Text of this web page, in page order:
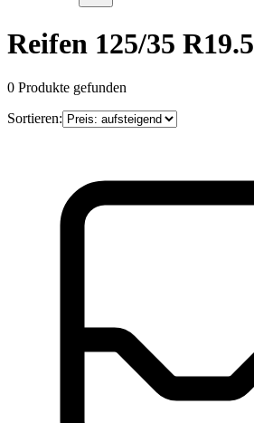
Reifen 125/35 R19.5
0 Produkte gefunden
Sortieren: